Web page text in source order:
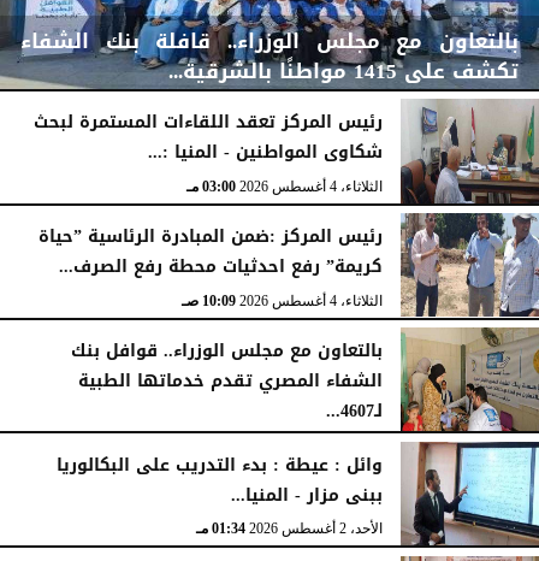
بالتعاون مع مجلس الوزراء.. قافلة بنك الشفاء
تكشف على 1415 مواطنًا بالشرقية...
الخميس، 6 أغسطس 2026 04:59 مـ
رئيس المركز تعقد اللقاءات المستمرة لبحث
شكاوى المواطنين - المنيا :...
الثلاثاء، 4 أغسطس 2026 03:00 مـ
رئيس المركز :ضمن المبادرة الرئاسية ”حياة
كريمة” رفع احدثيات محطة رفع الصرف...
الثلاثاء، 4 أغسطس 2026 10:09 صـ
بالتعاون مع مجلس الوزراء.. قوافل بنك
الشفاء المصري تقدم خدماتها الطبية
لـ4607...
الإثنين، 3 أغسطس 2026
وائل : عيطة : بدء التدريب على البكالوريا
ببنى مزار - المنيا...
الأحد، 2 أغسطس 2026 01:34 مـ